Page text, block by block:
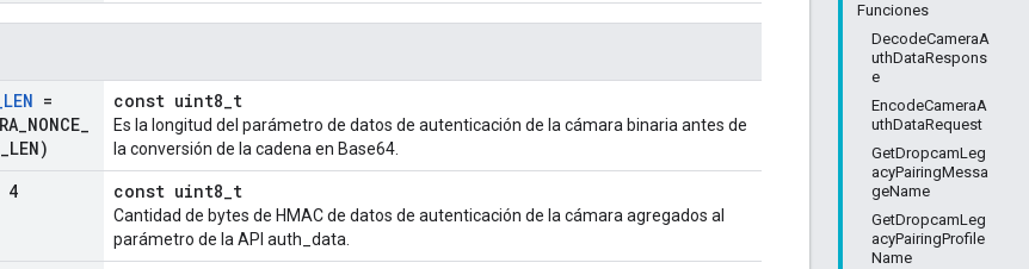
Funciones
DecodeCameraA
uthDataRespons
e
EncodeCameraA
uthDataRequest
GetDropcamLeg
acyPairingMessa
geName
GetDropcamLeg
acyPairingProfile
Name
LEN =
NONCE
LEN)
const uint8_t
Es la longitud del parámetro de datos de autenticación de la cámara binaria antes de
la conversión de la cadena en Base64.
4 const uint8_t
Cantidad de bytes de HMAC de datos de autenticación de la cámara agregados al
parámetro de la API auth_data.